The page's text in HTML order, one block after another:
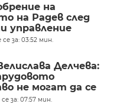
на
на Радев след
управление
за: 03:52 мин.
Делчева:
не могат да се
за: 07:57 мин.